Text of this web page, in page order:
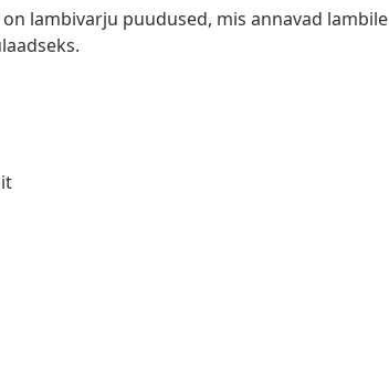
lambivarju puudused, mis annavad lambile